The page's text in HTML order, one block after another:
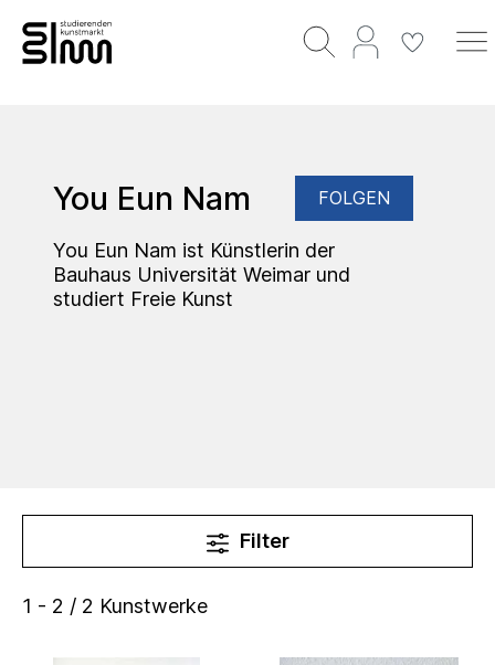
You Eun Nam FOLGEN
You Eun Nam ist Künstlerin der
Bauhaus Universität Weimar und
studiert Freie Kunst
Filter
1 - 2 / 2 Kunstwerke